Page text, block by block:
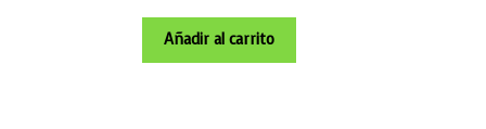
Añadir al carrito